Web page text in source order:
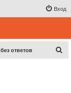
Вход
ответов